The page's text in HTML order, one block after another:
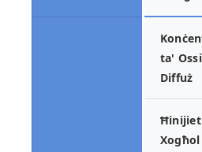
ta'
Diffuż
Ħinijiet
Xogħol